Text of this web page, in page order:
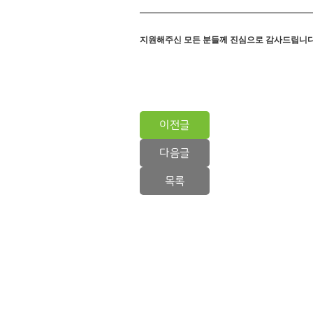
지원해주신 모든 분들께 진심으로 감사드립니
이전글
다음글
목록